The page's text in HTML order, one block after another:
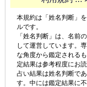
本規約は「姓名判断」
ルです。
「姓名判断」は、名前
して運営しています。
な角度から鑑定される
定結果は参考程度にお読
占い結果は姓名判断で
す。中には鑑定結果に